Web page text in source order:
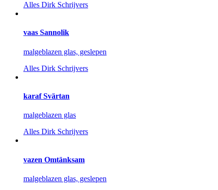
Alles Dirk Schrijvers
vaas Sannolik
malgeblazen glas, geslepen
Alles Dirk Schrijvers
karaf Svärtan
malgeblazen glas
Alles Dirk Schrijvers
vazen Omtänksam
malgeblazen glas, geslepen